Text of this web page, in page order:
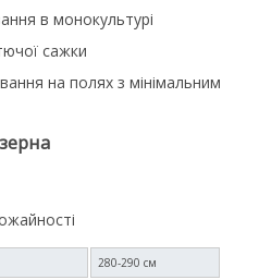
в монокультурі
сажки
на полях з мінімальним
280-290 см